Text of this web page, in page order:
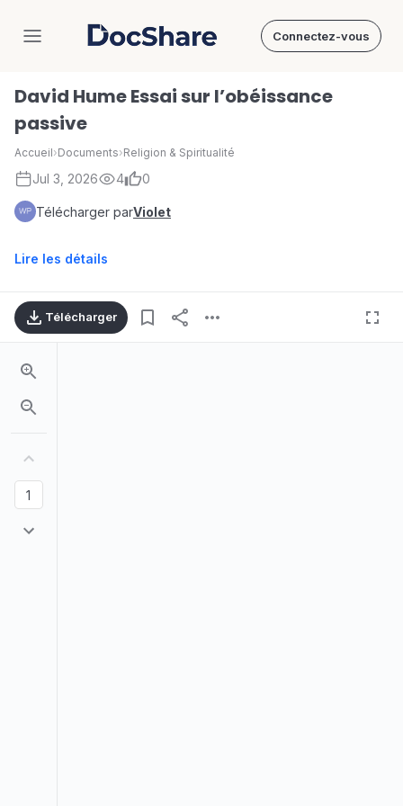
DocShare Connectez-vous
David Hume Essai sur l’obéissance
passive
Accueil›Documents›Religion & Spiritualité
Jul 3, 2026 4 0
Télécharger parViolet
Lire les détails
Télécharger